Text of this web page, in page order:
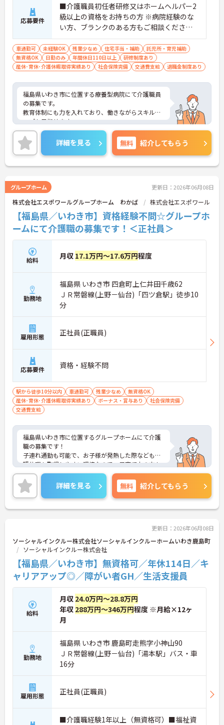
応募要件
■介護職員初任者研修又はホームヘルパー2
級以上の資格をお持ちの方 ※病院経験のな
い方、ブランクのある方もご相談くださ
い。
車通勤可 未経験OK 残業少なめ 住宅手当・補助
託児所・育児補助
無資格OK
日勤のみ 年間休日110日以上
研修制度あり
産休･育休･介護休暇取得実績あり
社会保険完備 交通費支給 退職金制度あり
福島県いわき市に位置する療養型病院にて介護職員
の募集です。
教育体制にも力を入れており、働きながらスキルア
ップも目指せます。
ご興味ある方には、面接対策ポイントなど、さらに
詳細をお話しいたしますのでお気軽にご相談くださ
い！
詳細を見る 無料 紹介してもらう
グループホーム 更新日：2026年06月08日
株式会社エスポワールグループホーム わかば 株式会社エスポワール
【福島県／いわき市】資格経験不問☆グループホ
ームにて介護職の募集です！＜正社員＞
給料 月収 17.1万円～17.6万円程度
勤務地
福島県 いわき市 四倉町上仁井田千歳62
ＪＲ常磐線(上野－仙台)「四ツ倉駅」徒歩10
分
雇用形態 正社員(正職員)
応募要件 資格・経験不問
駅から徒歩10分以内 車通勤可 残業少なめ
無資格OK
産休･育休･介護休暇取得実績あり
ボーナス・賞与あり
社会保険完備
交通費支給
福島県いわき市に位置するグループホームにて介護
職の募集です！
子連れ通勤も可能で、お子様が発熱した際なども看
護休暇も取得しやすい環境なので、子育て中の方も
安心してご就業いただけます！
ご興味ある方には、面接対策ポイントなど、さらに
詳細をお話しいたしますのでお気軽にご相談くださ
い！
詳細を見る 無料 紹介してもらう
更新日：2026年06月08日
ソーシャルインクルー株式会社ソーシャルインクルーホームいわき鹿島町
ソーシャルインクルー株式会社
【福島県／いわき市】無資格可／年休114日／キ
ャリアアップ◎／障がい者GH／生活支援員
給料
月収 24.0万円～28.8万円
年収 288万円～346万円程度 ※月給×12ヶ
月
勤務地
福島県 いわき市 鹿島町走熊字小神山90
ＪＲ常磐線(上野－仙台)「湯本駅」バス・車
16分
雇用形態 正社員(正職員)
■介護職経験1年以上（無資格可）■福祉資